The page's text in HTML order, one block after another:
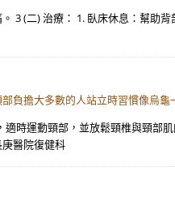
3 (二) 治療： 1. 臥床休息：幫助
負擔大多數的人站立時習慣像烏龜
時運動頸部，並放鬆頸椎與頸
醫院復健科